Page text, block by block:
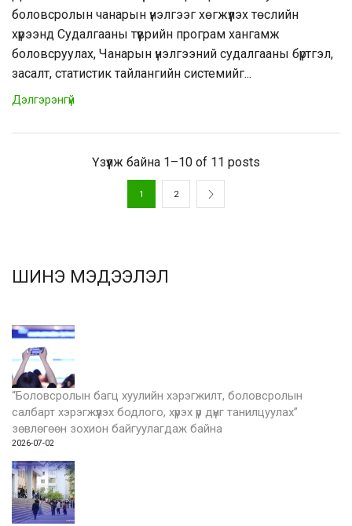
боловсролын чанарын үнэлгээг хөгжүүлэх төслийн
хүрээнд Судалгааны түүврийн програм хангамж
боловсруулах, Чанарын үнэлгээний судалгааны бүртгэл,
засалт, статистик тайлангийн системийг...
Дэлгэрэнгүй
Үзүүлж байна 1–10 of 11 posts
1 2
ШИНЭ МЭДЭЭЛЭЛ
“Боловсролын багц хуулийн хэрэгжилт, боловсролын
салбарт хэрэгжүүлэх бодлого, хүрэх үр дүнг танилцуулах”
зөвлөгөөн зохион байгуулагдаж байна
2026-07-02